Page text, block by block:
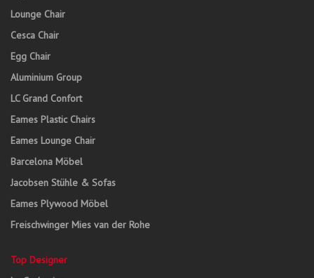
Lounge Chair
Cesca Chair
Egg Chair
Aluminium Group
LC Grand Confort
Eames Plastic Chairs
Eames Lounge Chair
Barcelona Möbel
Jacobsen Stühle & Sofas
Eames Plywood Möbel
Freischwinger Mies van der Rohe
Top Designer